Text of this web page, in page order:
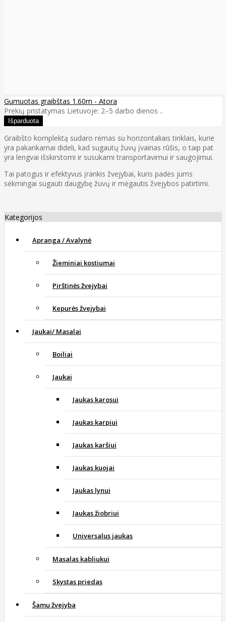
Gumuotas graibštas 1.60m - Atora
Prekių pristatymas Lietuvoje: 2–5 darbo dienos ..
Graibšto komplektą sudaro rėmas su horizontaliais tinklais, kurie
yra pakankamai dideli, kad sugautų žuvų įvairias rūšis, o taip pat
yra lengvai išskirstomi ir susukami transportavimui ir saugojimui.
Tai patogus ir efektyvus įrankis žvejybai, kuris padės jums
sėkmingai sugauti daugybę žuvų ir mėgautis žvejybos patirtimi.
Kategorijos
Apranga / Avalynė
Žieminiai kostiumai
Pirštinės žvejybai
Kepurės žvejybai
Jaukai/ Masalai
Boiliai
Jaukai
Jaukas karosui
Jaukas karpiui
Jaukas karšiui
Jaukas kuojai
Jaukas lynui
Jaukas žiobriui
Universalus jaukas
Masalas kabliukui
Skystas priedas
Šamų žvejyba